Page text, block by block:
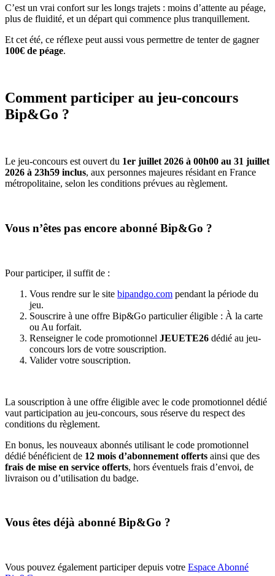
C’est un vrai confort sur les longs trajets : moins d’attente au péage,
plus de fluidité, et un départ qui commence plus tranquillement.
Et cet été, ce réflexe peut aussi vous permettre de tenter de gagner
100€ de péage.
Comment participer au jeu-concours
Bip&Go ?
Le jeu-concours est ouvert du 1er juillet 2026 à 00h00 au 31 juillet
2026 à 23h59 inclus, aux personnes majeures résidant en France
métropolitaine, selon les conditions prévues au règlement.
Vous n’êtes pas encore abonné Bip&Go ?
Pour participer, il suffit de :
Vous rendre sur le site bipandgo.com pendant la période du
jeu.
Souscrire à une offre Bip&Go particulier éligible : À la carte
ou Au forfait.
Renseigner le code promotionnel JEUETE26 dédié au jeu-
concours lors de votre souscription.
Valider votre souscription.
La souscription à une offre éligible avec le code promotionnel dédié
vaut participation au jeu-concours, sous réserve du respect des
conditions du règlement.
En bonus, les nouveaux abonnés utilisant le code promotionnel
dédié bénéficient de 12 mois d’abonnement offerts ainsi que des
frais de mise en service offerts, hors éventuels frais d’envoi, de
livraison ou d’utilisation du badge.
Vous êtes déjà abonné Bip&Go ?
Vous pouvez également participer depuis votre Espace Abonné